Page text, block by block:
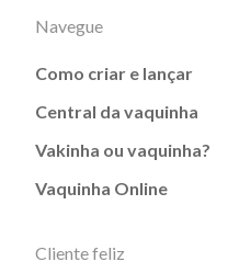
Navegue
Como criar e lançar
Central da vaquinha
Vakinha ou vaquinha?
Vaquinha Online
Cliente feliz